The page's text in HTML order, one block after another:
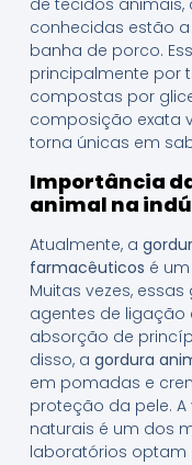
de tecidos animais,
conhecidas estão
banha de porco.
principalmente por
compostas por
composição exata
torna únicas em
Importância
animal na
Atualmente, a
farmacêuticos é
Muitas vezes,
agentes de ligação
absorção de
disso, a gordura
em pomadas e
proteção da pele.
naturais é um dos
laboratórios optam